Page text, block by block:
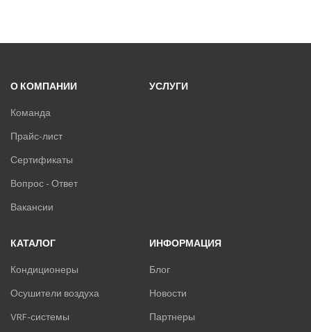
О КОМПАНИИ
Команда
Прайс-лист
Сертификаты
Вопрос - Ответ
Вакансии
УСЛУГИ
КАТАЛОГ
Кондиционеры
Осушители воздуха
VRF-системы
ИНФОРМАЦИЯ
Блог
Новости
Партнеры